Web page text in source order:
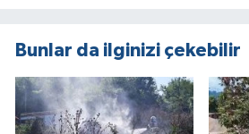
Bunlar da ilginizi çekebilir